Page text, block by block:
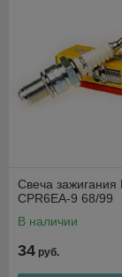
Свеча зажигания
CPR6EA-9 68/99
В наличии
34 руб.